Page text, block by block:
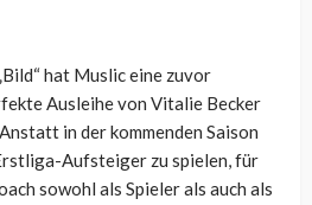
hat Muslic eine zuvor
Ausleihe von Vitalie Becker
in der kommenden Saison
Aufsteiger zu spielen, für
sowohl als Spieler als auch als